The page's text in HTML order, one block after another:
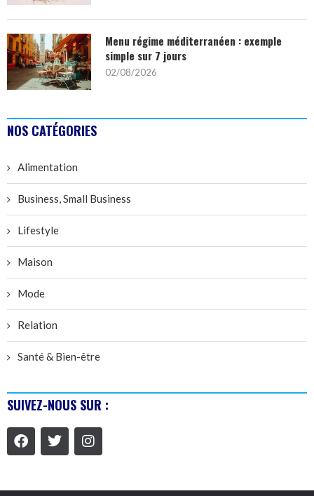
Menu régime méditerranéen : exemple
simple sur 7 jours
02/08/2026
NOS CATÉGORIES
Alimentation
Business, Small Business
Lifestyle
Maison
Mode
Relation
Santé & Bien-être
SUIVEZ-NOUS SUR :